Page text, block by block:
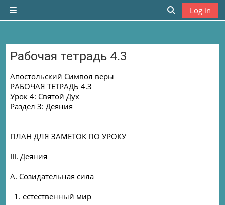
Skip to main content
Side panel
Toggle
Log in
Рабочая тетрадь 4.3
Completion requirements
Апостольский Символ веры
РАБОЧАЯ ТЕТРАДЬ 4.3
Урок 4: Святой Дух
Раздел 3: Деяния
ПЛАН ДЛЯ ЗАМЕТОК ПО УРОКУ
III. Деяния
A. Cозидательная сила
1. естественный мир